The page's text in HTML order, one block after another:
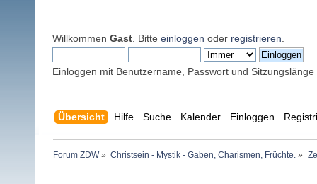
Willkommen Gast . Bitte einloggen oder registrieren
Einloggen mit Benutzername, Passwort und Sitzungslänge
Übersicht Hilfe Suche Kalender Einloggen
Forum ZDW» Christsein - Mystik - Gaben, Charismen, Früchte. »